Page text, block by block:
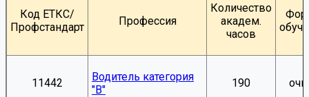
Код ЕТКС/
Профстандарт
Профессия
Количество
академ.
часов
11442
Водитель категория
"В"
190